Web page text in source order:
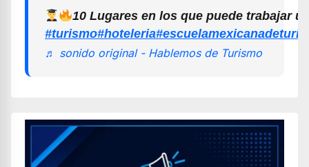
10 Lugares en los que puede trabajar
#turismo#hoteleria
♬ sonido original - Hablemos de Turismo